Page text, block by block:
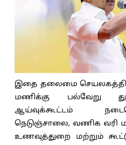
இதை தலைமை
மணிக்கு பல்வேறு
ஆய்வுக்கூட்டம்
நெடுஞ்சாலை, வணிக வரி
உணவுத்துறை மற்றும்